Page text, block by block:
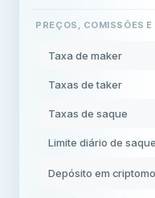
PREÇOS, COMISSÕES
Taxa de maker
Taxas de taker
Taxas de saque
Limite diário de saque
Depósito em